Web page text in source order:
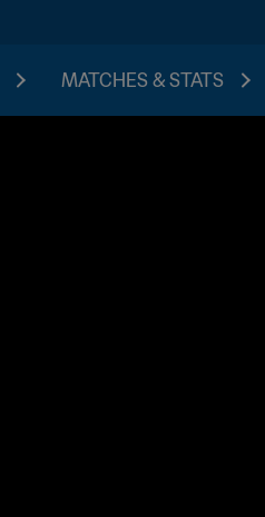
MATCHES & STATS